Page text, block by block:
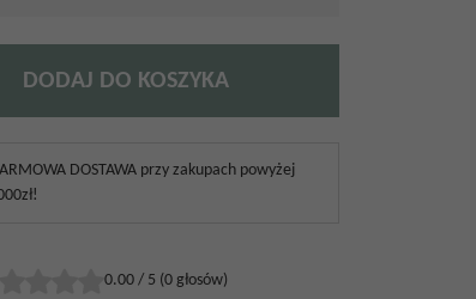
DODAJ DO KOSZYKA
DOSTAWA przy zakupach powyżej
0.00 / 5 (0 głosów)